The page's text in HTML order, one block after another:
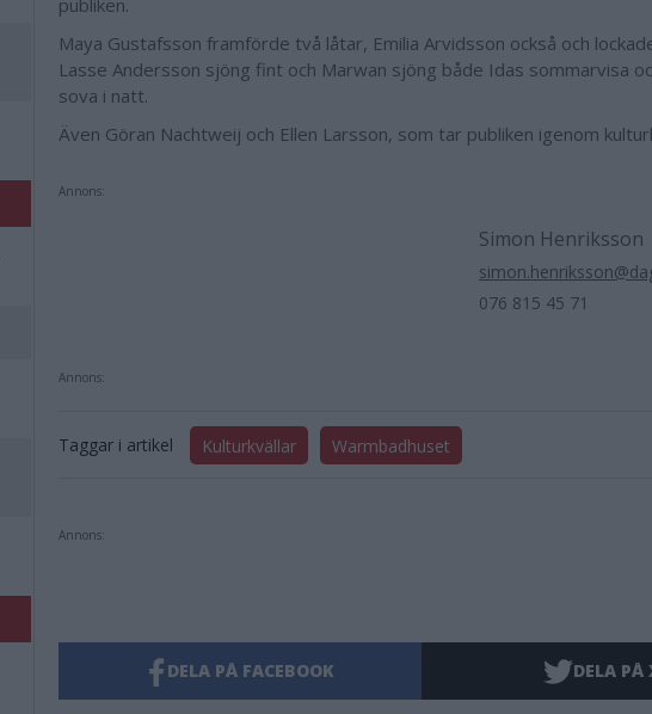
publiken.
Maya Gustafsson framförde två låtar, Emilia Arvidsson också och
Lasse Andersson sjöng fint och Marwan sjöng både Idas sommarvisa
sova i natt.
Även Göran Nachtweij och Ellen Larsson, som tar publiken igenom
Annons:
Simon Henriksson
076 815 45 71
Annons:
Taggar i artikel Kulturkvällar Warmbadhuset
Annons:
DELA PÅ FACEBOOK DELA PÅ